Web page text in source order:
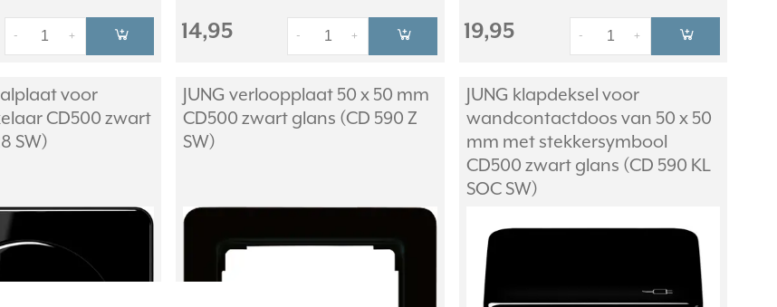
+
- 14,95 +
- 19,95 +
-
voor
CD500 zwart
SW)
JUNG verloopplaat 50 x 50 mm
CD500 zwart glans (CD 590 Z
SW)
JUNG klapdeksel voor
wandcontactdoos van 50 x 50
mm met stekkersymbool
CD500 zwart glans (CD 590 KL
SOC SW)